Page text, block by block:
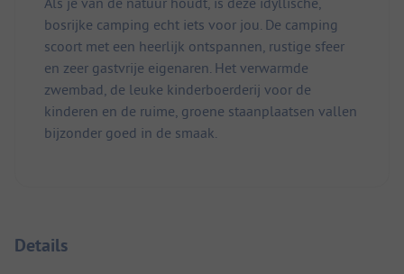
bosrijke camping echt iets voor jou. De camping
scoort met een heerlijk ontspannen, rustige sfeer
en zeer gastvrije eigenaren. Het verwarmde
zwembad, de leuke kinderboerderij voor de
kinderen en de ruime, groene staanplaatsen vallen
bijzonder goed in de smaak.
Details